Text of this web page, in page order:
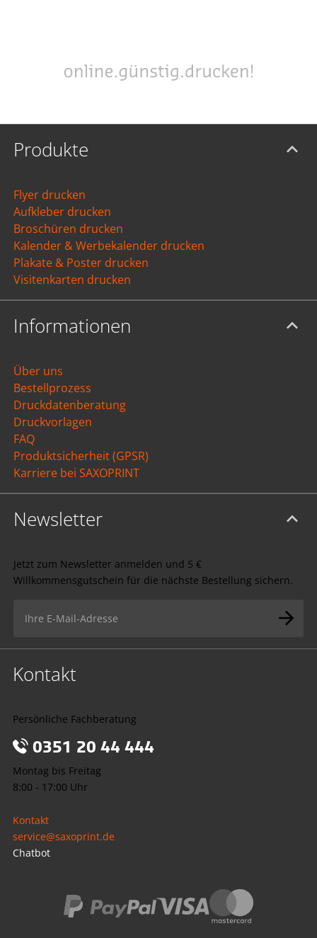
Produkte
Flyer drucken
Aufkleber drucken
Broschüren drucken
Kalender & Werbekalender drucken
Plakate & Poster drucken
Visitenkarten drucken
Informationen
Über uns
Bestellprozess
Druckdatenberatung
Druckvorlagen
FAQ
Produktsicherheit (GPSR)
Karriere bei SAXOPRINT
Newsletter
Jetzt zum Newsletter anmelden und 5 €
Willkommensgutschein für die nächste Bestellung sichern.
Kontakt
Persönliche Fachberatung
0351 20 44 444
Montag bis Freitag
8:00 - 17:00 Uhr
Kontakt
service@saxoprint.de
Chatbot